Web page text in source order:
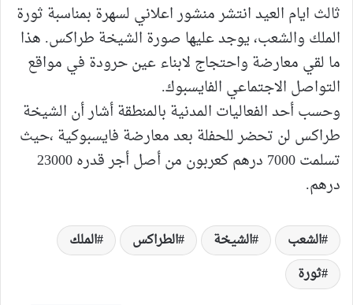
ثالث ايام العيد انتشر منشور اعلاني لسهرة بمناسبة ثورة
الملك والشعب، يوجد عليها صورة الشيخة طراكس. هذا
ما لقي معارضة واحتجاج لابناء عين حرودة في مواقع
التواصل الاجتماعي الفايسبوك.
وحسب أحد الفعاليات المدنية بالمنطقة أشار أن الشيخة
طراكس لن تحضر للحفلة بعد معارضة فايسبوكية ،حيث
تسلمت 7000 درهم كعربون من أصل أجر قدره 23000
درهم.
الشعب الشيخة الطراكس
الملك
ثورة